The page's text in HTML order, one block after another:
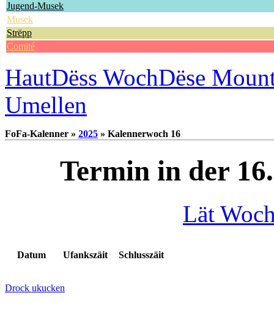
Jugend-Musek
Musek
Strëpp
Comité
HautDëss WochDëse
Umellen
FoFa-Kalenner » 2025 » Kalennerwoch 16
Termin in der
Lät
Datum Ufankszäit Schlusszäit
Drock ukucken